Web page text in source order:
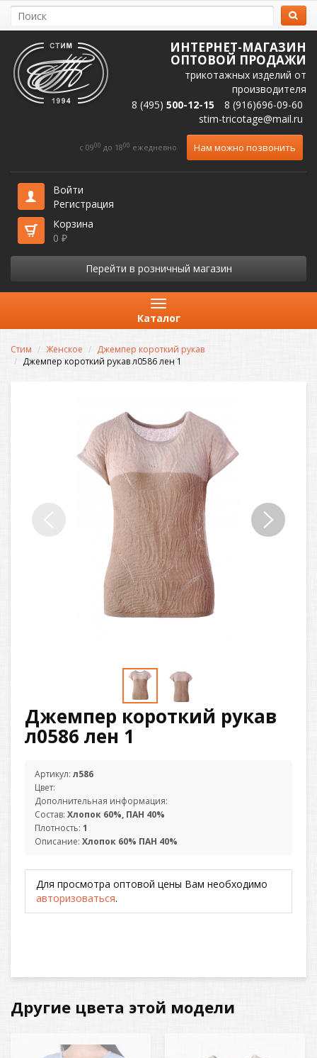
ИНТЕРНЕТ-МАГАЗИН
ОПТОВОЙ ПРОДАЖИ
трикотажных изделий от
производителя
8 (495) 500-12-15
8 (916)696-09-60
stim-tricotage@mail.ru
c 0900 до 1800 ежедневно Нам можно позвонить
Войти
Регистрация
Корзина
0 ₽
Перейти в розничный магазин
Каталог
Стим Женское
Джемпер короткий рукав
Джемпер короткий рукав л0586 лен 1
Джемпер короткий рукав
л0586 лен 1
Артикул: л586
Цвет:
Дополнительная информация:
Состав: Хлопок 60%, ПАН 40%
Плотность: 1
Описание: Хлопок 60% ПАН 40%
Для просмотра оптовой цены Вам необходимо
авторизоваться.
Другие цвета этой модели